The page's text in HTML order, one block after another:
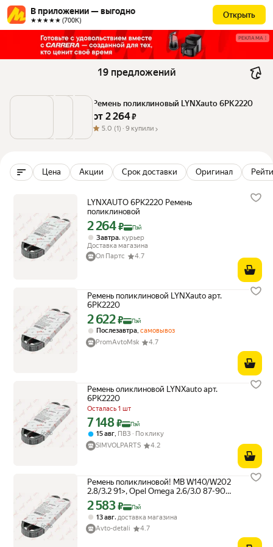
В приложении — выгодно
★★★★★ (700К)
Открыть
РЕКЛАМА
19 предложений
Ремень поликлиновый LYNXauto 6PK2220
от 2 264 ₽
5.0 (1) · 9 купили
Цена Акции Срок доставки Оригинал
LYNXAUTO 6PK2220 Ремень
поликлиновой
Цена с картой Яндекс Пэй 2264 ₽ вместо
2 264₽ Пэй
Завтра, курьер
Доставка магазина
Ол Партс
4.7
Ремень поликлиновой LYNXauto арт.
6PK2220
Цена с картой Яндекс Пэй 2622 ₽ вместо
2 622₽ Пэй
Послезавтра, самовывоз
PromAvtoMsk
4.7
Ремень оликлиновой LYNXauto арт.
6PK2220
Осталась 1 шт
Цена с картой Яндекс Пэй 7148 ₽ вместо
7 148₽ Пэй
15 авг ПВЗ
По клику
SIMVOLPARTS
4.2
Ремень поликлиновой! MB W140/W202
2.8/3.2 91>, Opel Omega 2.6/3.0 87-90
LYNXauto арт. 6PK2220
Цена с картой Яндекс Пэй 2583 ₽ вместо
2 583₽ Пэй
13 авг, доставка магазина
Avto-detali
4.7